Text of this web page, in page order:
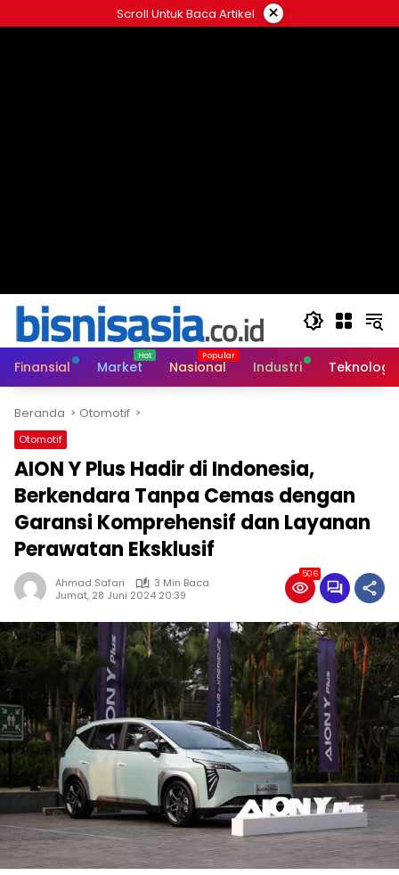
ke
Scroll Untuk Baca Artikel ×
Finansial Market Nasional Industri Teknologi
Beranda Otomotif
Otomotif
AION Y Plus Hadir di Indonesia,
Berkendara Tanpa Cemas dengan
Garansi Komprehensif dan Layanan
Perawatan Eksklusif
Ahmad Safari
3 Min Baca
Jumat, 28 Juni 2024 20:39
506